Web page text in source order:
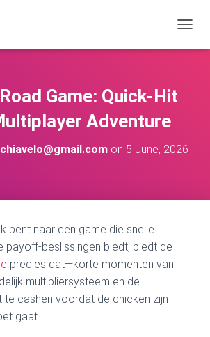
O
I
Game: Quick‑Hit
Adventure
on 5 June, 2026
bent naar een game die snelle
payoff-beslissingen biedt, biedt de
precies dat—korte momenten van
multipliersysteem en de
te cashen voordat de chicken zijn
gaat.